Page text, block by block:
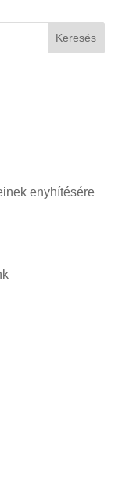
enyhítésére